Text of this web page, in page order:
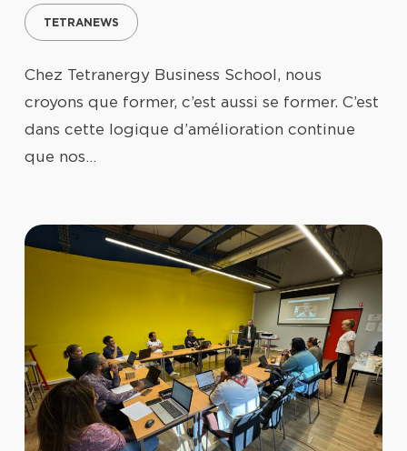
TETRANEWS
Chez Tetranergy Business School, nous
croyons que former, c’est aussi se former. C’est
dans cette logique d’amélioration continue
que nos…